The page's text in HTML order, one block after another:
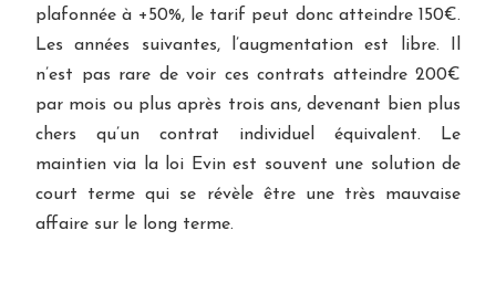
plafonnée à +50%, le tarif peut donc atteindre 150€.
Les années suivantes, l’augmentation est libre. Il
n’est pas rare de voir ces contrats atteindre 200€
par mois ou plus après trois ans, devenant bien plus
chers qu’un contrat individuel équivalent. Le
maintien via la loi Evin est souvent une solution de
court terme qui se révèle être une très mauvaise
affaire sur le long terme.